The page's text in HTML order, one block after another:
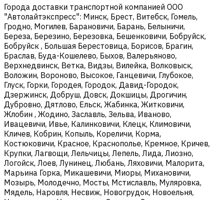
Города доставки транспортной компанией ООО
"Автолайтэкспресс": Минск, Брест, Витебск, Гомель,
Гродно, Могилев, Барановичи, Барань, Белыничи,
Береза, Березино, Березовка, Бешенковичи, Бобруйск,
Бобруйск , Большая Берестовица, Борисов, Брагин,
Браслав, Буда-Кошелево, Быхов, Валерьяново,
Верхнедвинск, Ветка, Видзы, Вилейка, Волковыск,
Воложин, Вороново, Высокое, Ганцевичи, Глубокое,
Глуск, Горки, Городея, Городок, Давид-Городок,
Дзержинск, Добруш, Довск, Докшицы, Дрогичин,
Дубровно, Дятлово, Ельск, Жабинка, Житковичи,
Жлобин , Жодино, Заславль, Зельва, Иваново,
Ивацевичи, Ивье, Калинковичи, Клецк, Климовичи,
Кличев, Кобрин, Копыль, Кореличи, Корма,
Костюковичи, Красное, Краснополье, Кремное, Кричев,
Крупки, Лагвощи, Лельчицы, Лепель, Лида, Лиозно,
Логойск, Лоев, Лунинец, Любань, Ляховичи, Малорита,
Марьина Горка, Микашевичи, Миоры, Михановичи,
Мозырь, Молодечно, Мосты, Мстиславль, Муляровка,
Мядель, Наровля, Несвиж, Новогрудок, Новоельня,